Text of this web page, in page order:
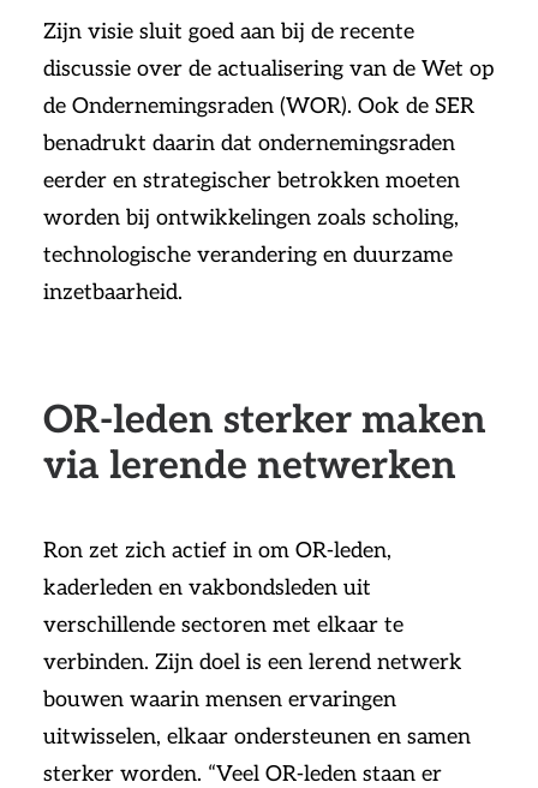
Zijn visie sluit goed aan bij de recente
discussie over de actualisering van de Wet op
de Ondernemingsraden (WOR). Ook de SER
benadrukt daarin dat ondernemingsraden
eerder en strategischer betrokken moeten
worden bij ontwikkelingen zoals scholing,
technologische verandering en duurzame
inzetbaarheid.
OR-leden sterker maken
via lerende netwerken
Ron zet zich actief in om OR-leden,
kaderleden en vakbondsleden uit
verschillende sectoren met elkaar te
verbinden. Zijn doel is een lerend netwerk
bouwen waarin mensen ervaringen
uitwisselen, elkaar ondersteunen en samen
sterker worden. “Veel OR-leden staan er